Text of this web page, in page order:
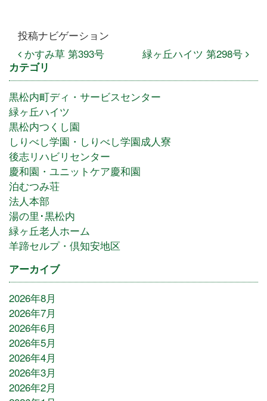
投稿ナビゲーション
かすみ草 第393号
緑ヶ丘ハイツ 第298号
カテゴリ
黒松内町ディ・サービスセンター
緑ヶ丘ハイツ
黒松内つくし園
しりべし学園・しりべし学園成人寮
後志リハビリセンター
慶和園・ユニットケア慶和園
泊むつみ荘
法人本部
湯の里･黒松内
緑ヶ丘老人ホーム
羊蹄セルプ・倶知安地区
アーカイブ
2026年8月
2026年7月
2026年6月
2026年5月
2026年4月
2026年3月
2026年2月